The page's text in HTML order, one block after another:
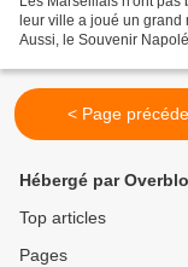
leur ville a joué un
Aussi, le Souvenir
< Page
Hébergé par
Top articles
Pages